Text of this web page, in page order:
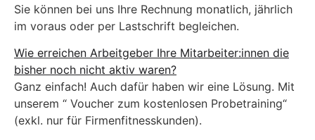
Sie können bei uns Ihre Rechnung monatlich, jährlich
im voraus oder per Lastschrift begleichen.
Wie erreichen Arbeitgeber Ihre Mitarbeiter:innen die
bisher noch nicht aktiv waren?
Ganz einfach! Auch dafür haben wir eine Lösung. Mit
unserem “ Voucher zum kostenlosen Probetraining“
(exkl. nur für Firmenfitnesskunden).